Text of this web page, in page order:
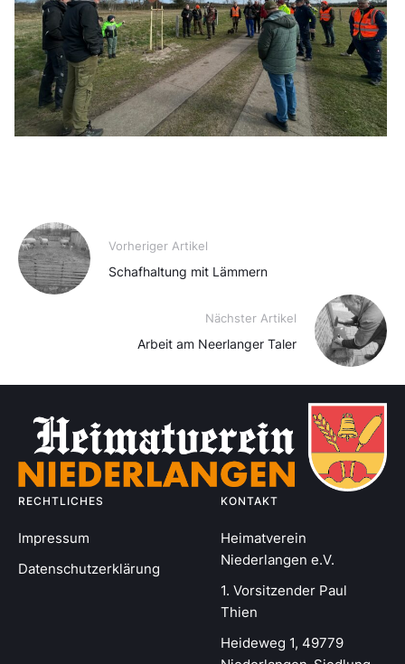
Vorheriger Artikel
Schafhaltung mit Lämmern
Nächster Artikel
Arbeit am Neerlanger Taler
RECHTLICHES
Impressum
Datenschutzerklärung
KONTAKT
Heimatverein
Niederlangen e.V.
1. Vorsitzender Paul
Thien
Heideweg 1, 49779